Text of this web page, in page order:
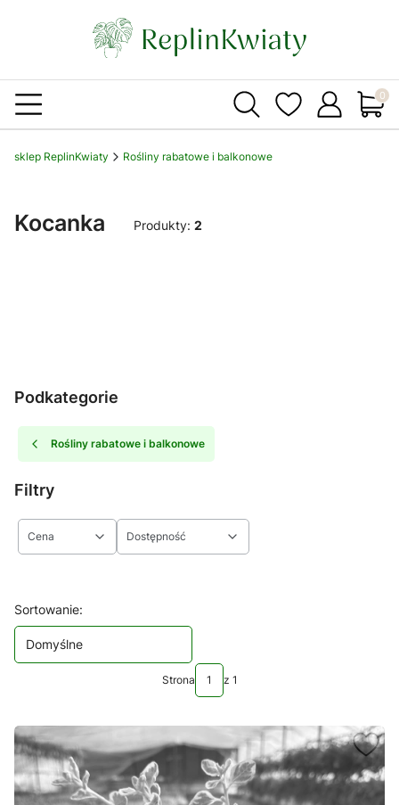
sklep ReplinKwiaty Rośliny rabatowe i balkonowe
Kocanka Produkty: 2
Podkategorie
Rośliny rabatowe i balkonowe
Filtry
Cena Dostępność
Lista produktów
Sortowanie:
Domyślne
Strona z 1